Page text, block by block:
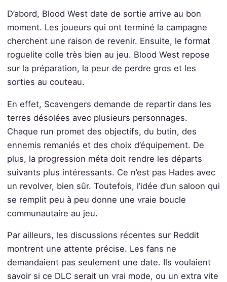
D’abord, Blood West date de sortie arrive au bon
moment. Les joueurs qui ont terminé la campagne
cherchent une raison de revenir. Ensuite, le format
roguelite colle très bien au jeu. Blood West repose
sur la préparation, la peur de perdre gros et les
sorties au couteau.
En effet, Scavengers demande de repartir dans les
terres désolées avec plusieurs personnages.
Chaque run promet des objectifs, du butin, des
ennemis remaniés et des choix d’équipement. De
plus, la progression méta doit rendre les départs
suivants plus intéressants. Ce n’est pas Hades avec
un revolver, bien sûr. Toutefois, l’idée d’un saloon qui
se remplit peu à peu donne une vraie boucle
communautaire au jeu.
Par ailleurs, les discussions récentes sur Reddit
montrent une attente précise. Les fans ne
demandaient pas seulement une date. Ils voulaient
savoir si ce DLC serait un vrai mode, ou un extra vite